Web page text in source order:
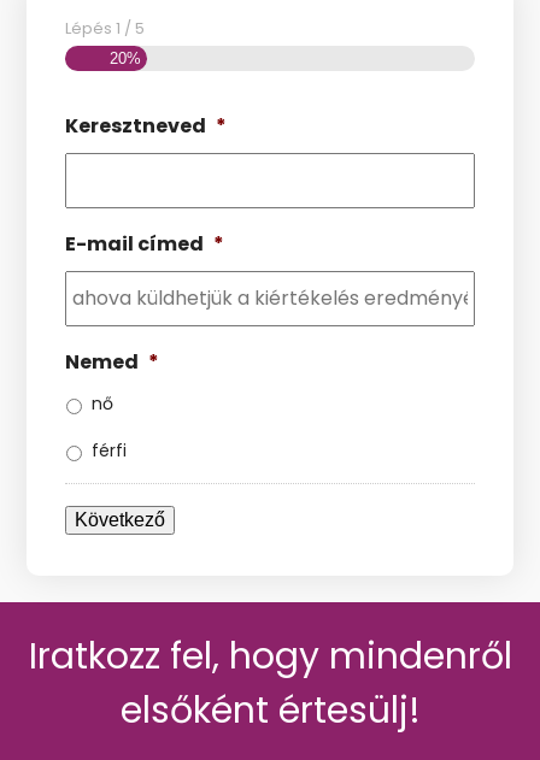
Ha pedig nem vagy érintett, szintén jó, ha kicsit
utánaolvasol a témának. Az egészséged, az életed
Lépés1 / 5
20%
Keresztneved *
E-mail címed *
Nemed *
nő
férfi
Következő
Iratkozz fel, hogy mindenről
elsőként értesülj!